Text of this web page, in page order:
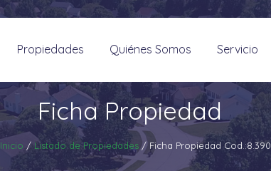
Propiedades Quiénes Somos Servicio
Ficha Propiedad
Inicio / Listado de Propiedades/ Ficha Propiedad Cod.:8.390